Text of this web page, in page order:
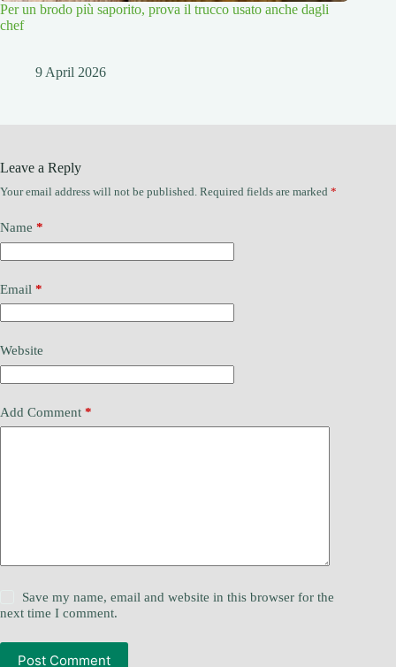
Per un brodo più saporito, prova il trucco usato anche dagli
chef
9 April 2026
Leave a Reply
Your email address will not be published. Required fields are marked *
Name *
Email *
Website
Add Comment *
Save my name, email and website in this browser for the
next time I comment.
Post Comment